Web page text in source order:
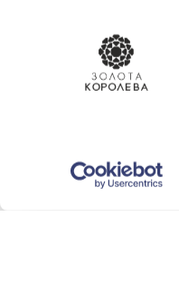
Солітер (48)
Велика вставка
Показати усі